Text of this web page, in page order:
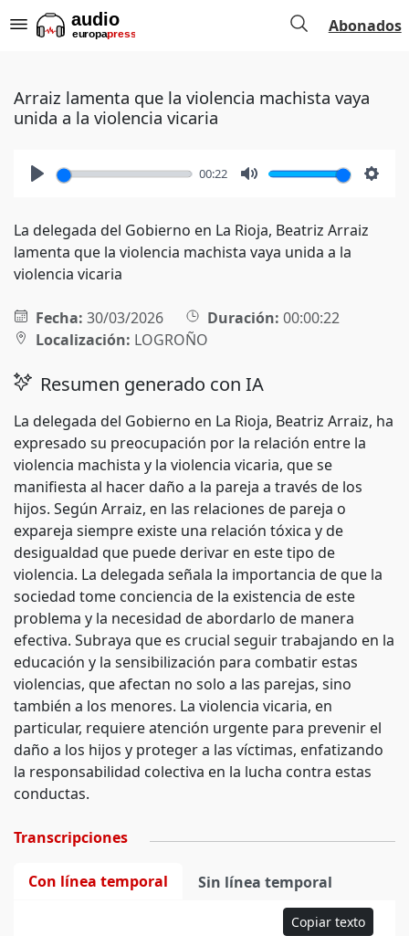
Abonados
Arraiz lamenta que la violencia machista vaya
unida a la violencia vicaria
00:22
La delegada del Gobierno en La Rioja, Beatriz Arraiz
lamenta que la violencia machista vaya unida a la
violencia vicaria
Fecha: 30/03/2026 Duración: 00:00:22
Localización: LOGROÑO
Resumen generado con IA
La delegada del Gobierno en La Rioja, Beatriz Arraiz, ha
expresado su preocupación por la relación entre la
violencia machista y la violencia vicaria, que se
manifiesta al hacer daño a la pareja a través de los
hijos. Según Arraiz, en las relaciones de pareja o
expareja siempre existe una relación tóxica y de
desigualdad que puede derivar en este tipo de
violencia. La delegada señala la importancia de que la
sociedad tome conciencia de la existencia de este
problema y la necesidad de abordarlo de manera
efectiva. Subraya que es crucial seguir trabajando en la
educación y la sensibilización para combatir estas
violencias, que afectan no solo a las parejas, sino
también a los menores. La violencia vicaria, en
particular, requiere atención urgente para prevenir el
daño a los hijos y proteger a las víctimas, enfatizando
la responsabilidad colectiva en la lucha contra estas
conductas.
Transcripciones
Con línea temporal Sin línea temporal
Copiar texto